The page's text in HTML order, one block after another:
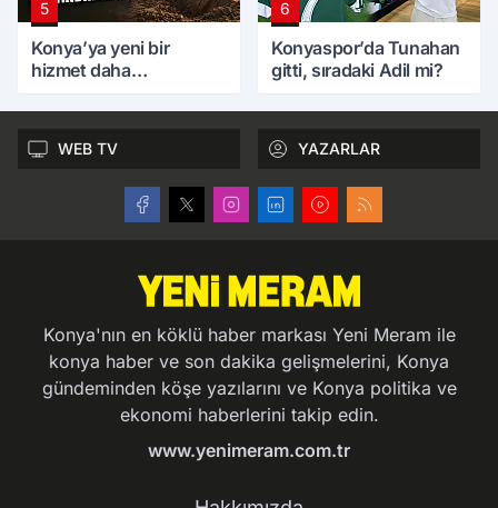
5
Konya’ya yeni bir
hizmet daha
6
Konyaspor’da Tunahan
gitti, sıradaki Adil mi?
WEB TV YAZARLAR
Konya'nın en köklü haber markası Yeni Meram ile
konya haber ve son dakika gelişmelerini, Konya
gündeminden köşe yazılarını ve Konya politika ve
ekonomi haberlerini takip edin.
www.yenimeram.com.tr